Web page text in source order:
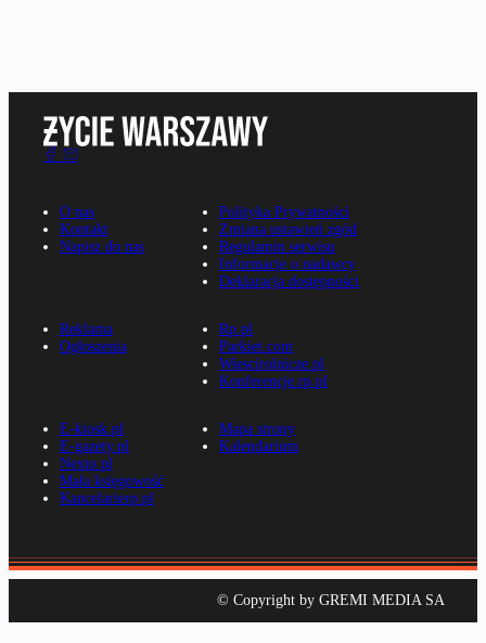
O nas
Kontakt
Napisz do nas
Polityka Prywatności
Zmiana ustawień zgód
Regulamin serwisu
Informacje o nadawcy
Deklaracja dostępności
Reklama
Ogłoszenia
Rp.pl
Parkiet.com
Wiescirolnicze.pl
Konferencje.rp.pl
E-kiosk.pl
E-gazety.pl
Nexto.pl
Mała księgowość
Kancelarierp.pl
Mapa strony
Kalendarium
© Copyright by GREMI MEDIA SA